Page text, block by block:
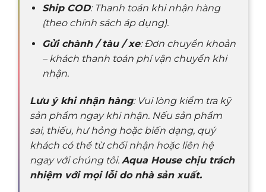
Ship COD: Thanh toán khi nhận hàng
(theo chính sách áp dụng).
Gửi chành / tàu / xe: Đơn chuyển khoản
– khách thanh toán phí vận chuyển khi
nhận.
Lưu ý khi nhận hàng: Vui lòng kiểm tra kỹ
sản phẩm ngay khi nhận. Nếu sản phẩm
sai, thiếu, hư hỏng hoặc biến dạng, quý
khách có thể từ chối nhận hoặc liên hệ
ngay với chúng tôi. Aqua House chịu trách
nhiệm với mọi lỗi do nhà sản xuất.